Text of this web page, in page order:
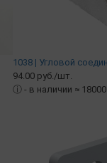
1038 | Угловой
94.00 руб./шт.
ⓘ - в наличии ≈